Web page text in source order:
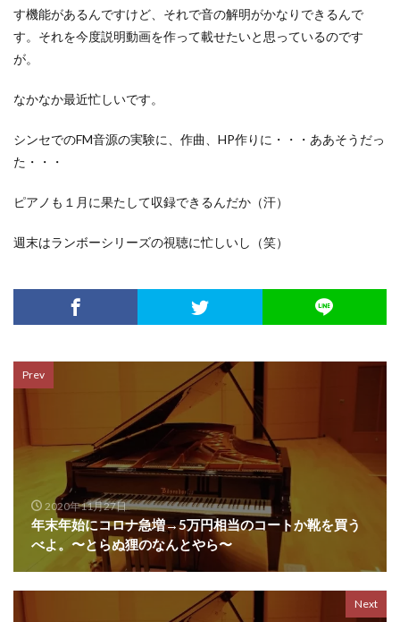
す機能があるんですけど、それで音の解明がかなりできるんで
す。それを今度説明動画を作って載せたいと思っているのです
が。
なかなか最近忙しいです。
シンセでのFM音源の実験に、作曲、HP作りに・・・ああそうだっ
た・・・
ピアノも１月に果たして収録できるんだか（汗）
週末はランボーシリーズの視聴に忙しいし（笑）
Prev
2020年11月27日
年末年始にコロナ急増→5万円相当のコートか靴を買う
べよ。〜とらぬ狸のなんとやら〜
Next